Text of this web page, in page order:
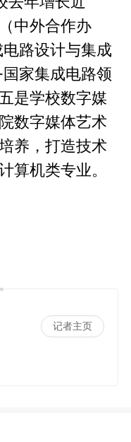
中外合作办
路设计与集成
家集成电路领
是学校数字媒
数字媒体艺术
养，打造技术
算机类专业。
记者主页